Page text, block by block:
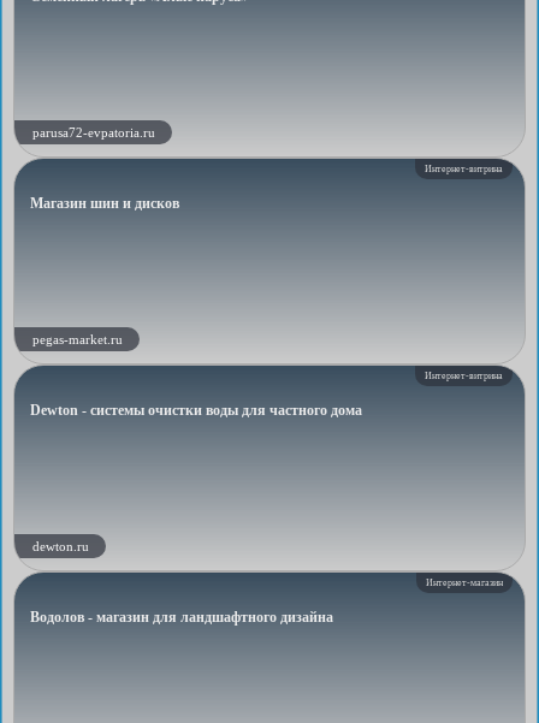
parusa72-evpatoria.ru
Интернет-витрина
Магазин шин и дисков
pegas-market.ru
Интернет-витрина
Dewton - системы очистки воды для частного дома
dewton.ru
Интернет-магазин
Водолов - магазин для ландшафтного дизайна